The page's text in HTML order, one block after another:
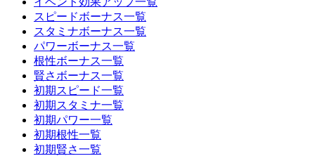
スピードボーナス一覧
スタミナボーナス一覧
パワーボーナス一覧
根性ボーナス一覧
賢さボーナス一覧
初期スピード一覧
初期スタミナ一覧
初期パワー一覧
初期根性一覧
初期賢さ一覧